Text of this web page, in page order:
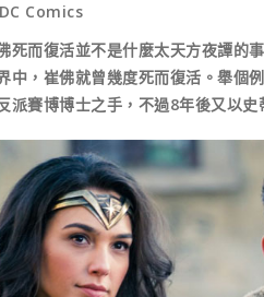
Comics
而復活並不是什麼太天方夜譚的
中，崔佛就曾幾度死而復活。舉個
派賽博博士之手，不過8年後又以